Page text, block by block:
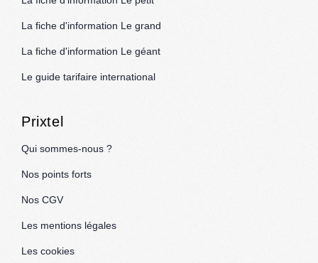
La fiche d'information Le grand
La fiche d'information Le géant
Le guide tarifaire international
Prixtel
Qui sommes-nous ?
Nos points forts
Nos CGV
Les mentions légales
Les cookies